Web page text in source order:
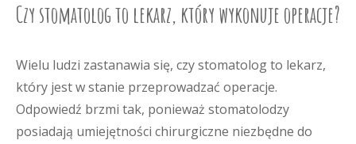
Czy stomatolog to lekarz, który wykonuje operacje?
Wielu ludzi zastanawia się, czy stomatolog to lekarz,
który jest w stanie przeprowadzać operacje.
Odpowiedź brzmi tak, ponieważ stomatolodzy
posiadają umiejętności chirurgiczne niezbędne do